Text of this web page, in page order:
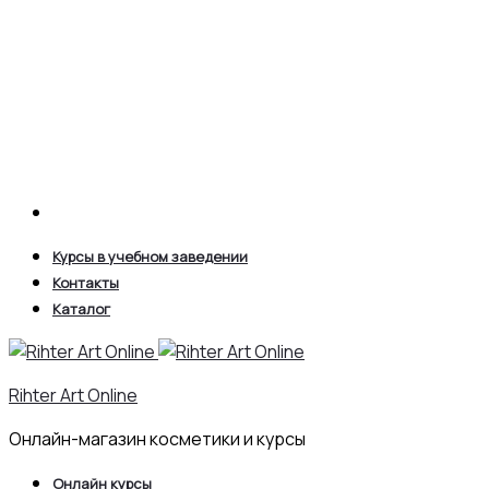
Курсы в учебном заведении
Контакты
Каталог
Rihter Art Online
Онлайн-магазин косметики и курсы
Онлайн курсы